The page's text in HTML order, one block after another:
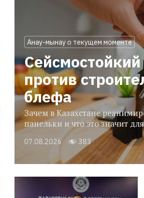
Анау-мынау о текущем моменте
Сейсмостойкий
против
блефа
Зачем в Казахстане
панельки и что это значит
07.08.2026 383